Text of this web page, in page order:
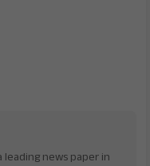
leading news paper in